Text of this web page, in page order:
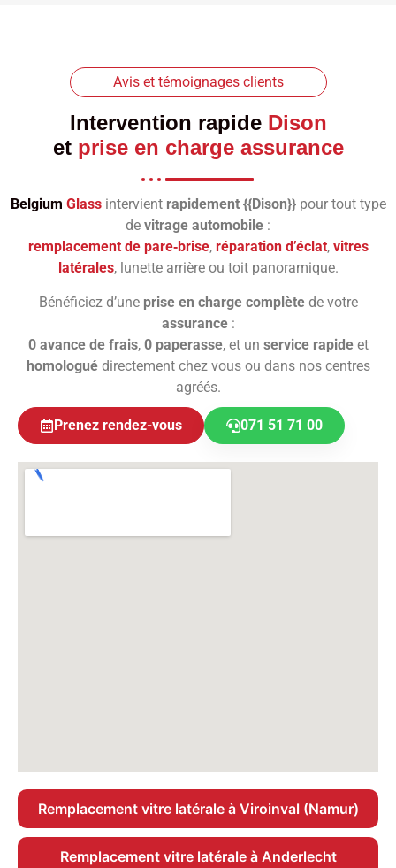
Avis et témoignages clients
Intervention rapide Dison
et prise en charge assurance
Belgium Glassintervient rapidement {{Dison}}pour tout type
de vitrage automobile :
remplacement de pare‑brise, réparation d’éclat, vitres
latérales, lunette arrière ou toit panoramique.
Bénéficiez d’une prise en charge complètede votre
assurance:
0 avance de frais, 0 paperasse, et un service rapideet
homologuédirectement chez vous ou dans nos centres
agréés.
Prenez rendez-vous 071 51 71 00
Remplacement vitre latérale à Viroinval (Namur)
Remplacement vitre latérale à Anderlecht